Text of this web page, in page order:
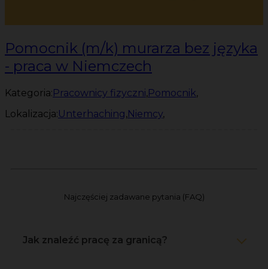
Pomocnik (m/k) murarza bez języka
- praca w Niemczech
Kategoria:Pracownicy fizyczni,Pomocnik,
Lokalizacja:Unterhaching,Niemcy,
Najczęściej zadawane pytania (FAQ)
Jak znaleźć pracę za granicą?